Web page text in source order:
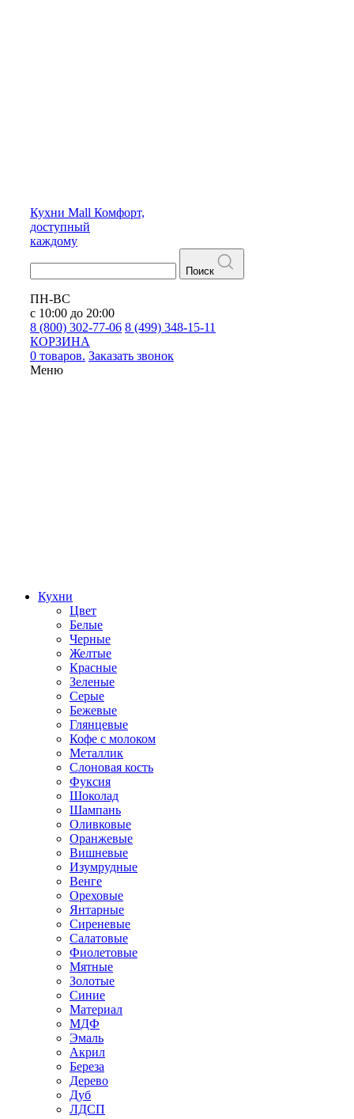
Кухни Mall Комфорт,
доступный
каждому
Поиск
ПН-ВС
с 10:00 до 20:00
8 (800) 302-77-06 8 (499) 348-15-11
КОРЗИНА
0 товаров. Заказать звонок
Меню
Кухни
Цвет
Белые
Черные
Желтые
Красные
Зеленые
Серые
Бежевые
Глянцевые
Кофе с молоком
Металлик
Слоновая кость
Фуксия
Шоколад
Шампань
Оливковые
Оранжевые
Вишневые
Изумрудные
Венге
Ореховые
Янтарные
Сиреневые
Салатовые
Фиолетовые
Мятные
Золотые
Синие
Материал
МДФ
Эмаль
Акрил
Береза
Дерево
Дуб
ЛДСП